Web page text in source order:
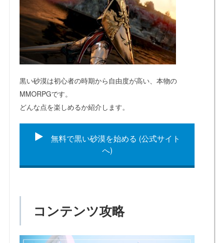
黒い砂漠は初心者の時期から自由度が高い、本物の
MMORPGです。
どんな点を楽しめるか紹介します。
無料で黒い砂漠を始める (公式サイト
へ)
コンテンツ攻略